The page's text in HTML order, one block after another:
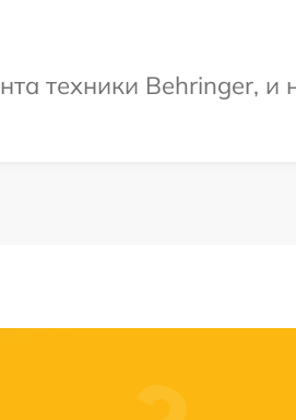
техники Behringer, и